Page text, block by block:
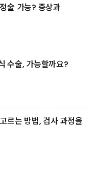
술 가능? 증상과
수술, 가능할까요?
르는 방법, 검사 과정을